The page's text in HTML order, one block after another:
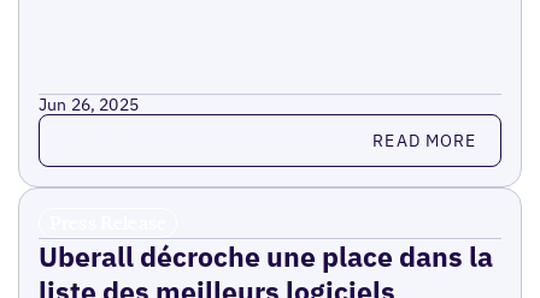
Jun 26, 2025
Read more READ MORE
Uberall décroche une place dans la